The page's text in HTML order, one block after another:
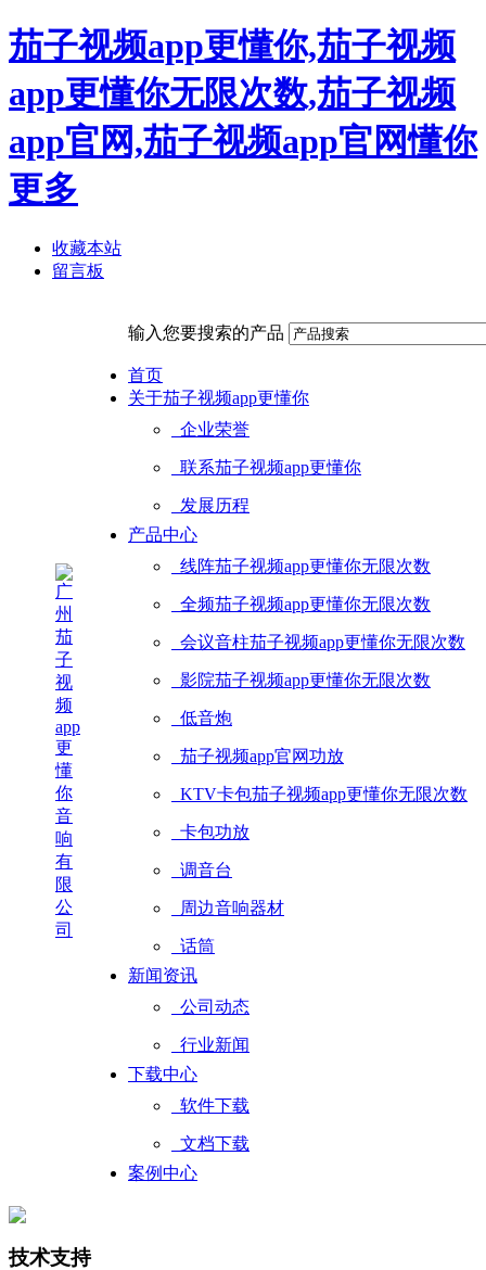
茄子视频app更懂你,茄子视频
app更懂你无限次数,茄子视频
app官网,茄子视频app官网懂你
更多
收藏本站
留言板
输入您要搜索的产品
首页
关于茄子视频app更懂你
企业荣誉
联系茄子视频app更懂你
发展历程
产品中心
线阵茄子视频app更懂你无限次数
全频茄子视频app更懂你无限次数
会议音柱茄子视频app更懂你无限次数
影院茄子视频app更懂你无限次数
低音炮
茄子视频app官网功放
KTV卡包茄子视频app更懂你无限次数
卡包功放
调音台
周边音响器材
话筒
新闻资讯
公司动态
行业新闻
下载中心
软件下载
文档下载
案例中心
技术支持